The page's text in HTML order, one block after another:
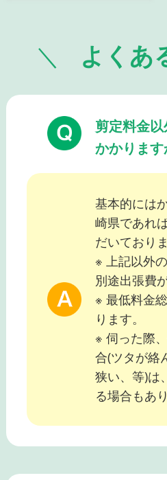
よくあ
剪定料金
かかります
基本的には
崎県であれ
だいており
※ 上記以外
別途出張費
※ 最低料金
ります。
※ 伺った際
合(ツタが絡
狭い、等)は
る場合もあ